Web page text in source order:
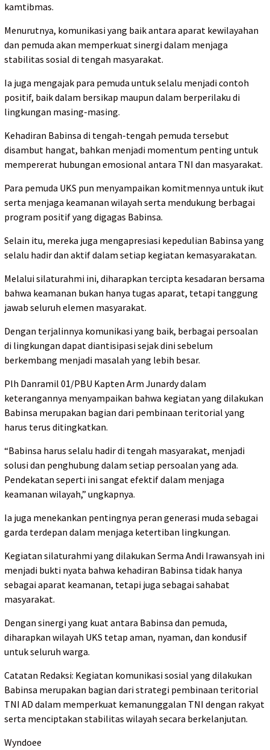
kamtibmas.
Menurutnya, komunikasi yang baik antara aparat kewilayahan
dan pemuda akan memperkuat sinergi dalam menjaga
stabilitas sosial di tengah masyarakat.
Ia juga mengajak para pemuda untuk selalu menjadi contoh
positif, baik dalam bersikap maupun dalam berperilaku di
lingkungan masing-masing.
Kehadiran Babinsa di tengah-tengah pemuda tersebut
disambut hangat, bahkan menjadi momentum penting untuk
mempererat hubungan emosional antara TNI dan masyarakat.
Para pemuda UKS pun menyampaikan komitmennya untuk ikut
serta menjaga keamanan wilayah serta mendukung berbagai
program positif yang digagas Babinsa.
Selain itu, mereka juga mengapresiasi kepedulian Babinsa yang
selalu hadir dan aktif dalam setiap kegiatan kemasyarakatan.
Melalui silaturahmi ini, diharapkan tercipta kesadaran bersama
bahwa keamanan bukan hanya tugas aparat, tetapi tanggung
jawab seluruh elemen masyarakat.
Dengan terjalinnya komunikasi yang baik, berbagai persoalan
di lingkungan dapat diantisipasi sejak dini sebelum
berkembang menjadi masalah yang lebih besar.
Plh Danramil 01/PBU Kapten Arm Junardy dalam
keterangannya menyampaikan bahwa kegiatan yang dilakukan
Babinsa merupakan bagian dari pembinaan teritorial yang
harus terus ditingkatkan.
“Babinsa harus selalu hadir di tengah masyarakat, menjadi
solusi dan penghubung dalam setiap persoalan yang ada.
Pendekatan seperti ini sangat efektif dalam menjaga
keamanan wilayah,” ungkapnya.
Ia juga menekankan pentingnya peran generasi muda sebagai
garda terdepan dalam menjaga ketertiban lingkungan.
Kegiatan silaturahmi yang dilakukan Serma Andi Irawansyah ini
menjadi bukti nyata bahwa kehadiran Babinsa tidak hanya
sebagai aparat keamanan, tetapi juga sebagai sahabat
masyarakat.
Dengan sinergi yang kuat antara Babinsa dan pemuda,
diharapkan wilayah UKS tetap aman, nyaman, dan kondusif
untuk seluruh warga.
Catatan Redaksi: Kegiatan komunikasi sosial yang dilakukan
Babinsa merupakan bagian dari strategi pembinaan teritorial
TNI AD dalam memperkuat kemanunggalan TNI dengan rakyat
serta menciptakan stabilitas wilayah secara berkelanjutan.
Wyndoee